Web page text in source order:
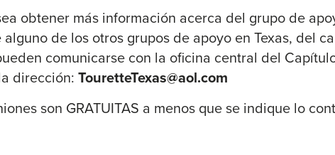
obtener más información acerca del grupo de
de los otros grupos de apoyo en Texas, del
comunicarse con la oficina central del
dirección: TouretteTexas@aol.com
son GRATUITAS a menos que se indique lo